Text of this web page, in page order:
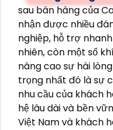
sau bán hàng của
nhận được nhiều
nghiệp, hỗ trợ
nhiên, còn một số
nâng cao sự hài
trọng nhất đó là sự
nhu cầu của khách
hệ lâu dài và bền
Việt Nam và khách